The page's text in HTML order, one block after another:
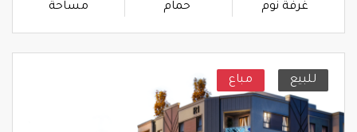
غرفة نوم حمام مساحة
للبيع مباع